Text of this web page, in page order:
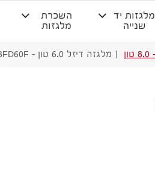
מלגזות יד
שנייה
השכרת
מלגזות
מלגזה דיזל 6.0 טון – 8FD60F